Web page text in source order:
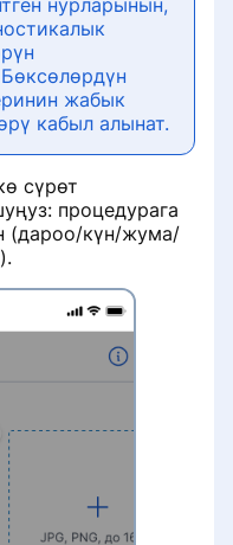
нурларынын,
жабык
кабыл алынат.
сүрөт
процедурага
(дароо/күн/жума/